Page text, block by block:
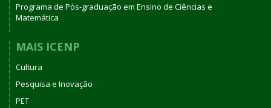
Programa de Pós-graduação em Ensino de Ciências e
Matemática
MAIS ICENP
Cultura
Pesquisa e Inovação
PET